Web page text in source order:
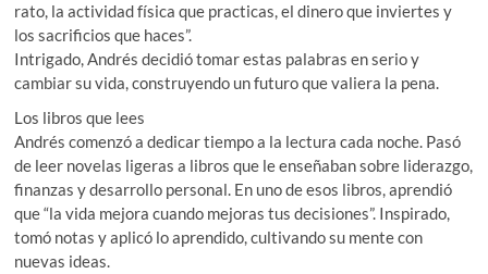
rato, la actividad física que practicas, el dinero que inviertes y
los sacrificios que haces”.
Intrigado, Andrés decidió tomar estas palabras en serio y
cambiar su vida, construyendo un futuro que valiera la pena.
Los libros que lees
Andrés comenzó a dedicar tiempo a la lectura cada noche. Pasó
de leer novelas ligeras a libros que le enseñaban sobre liderazgo,
finanzas y desarrollo personal. En uno de esos libros, aprendió
que “la vida mejora cuando mejoras tus decisiones”. Inspirado,
tomó notas y aplicó lo aprendido, cultivando su mente con
nuevas ideas.